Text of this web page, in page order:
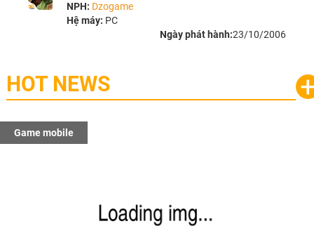
NPH: Dzogame
Hệ máy: PC
Ngày phát hành:23/10/2006
HOT NEWS
Game mobile